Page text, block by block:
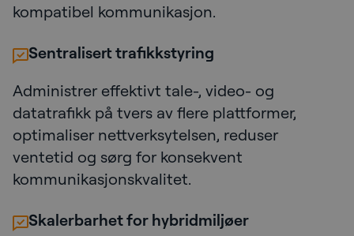
kompatibel kommunikasjon.
Sentralisert trafikkstyring
Administrer effektivt tale-, video- og
datatrafikk på tvers av flere plattformer,
optimaliser nettverksytelsen, reduser
ventetid og sørg for konsekvent
kommunikasjonskvalitet.
Skalerbarhet for hybridmiljøer